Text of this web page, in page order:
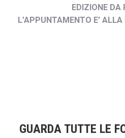
EDIZIONE DA
L’APPUNTAMENTO E’
GUARDA TUTTE LE